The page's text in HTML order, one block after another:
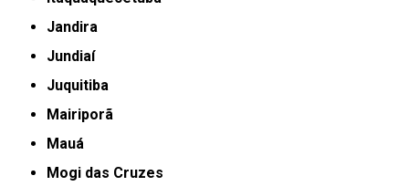
Jandira
Jundiaí
Juquitiba
Mairiporã
Mauá
Mogi das Cruzes